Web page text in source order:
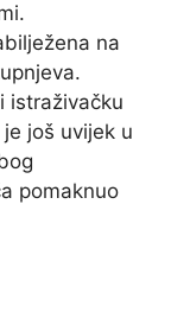
na
istraživačku
još uvijek u
pomaknuo